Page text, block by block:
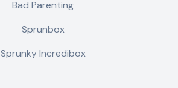
Bad Parenting
Sprunbox
Sprunky Incredibox